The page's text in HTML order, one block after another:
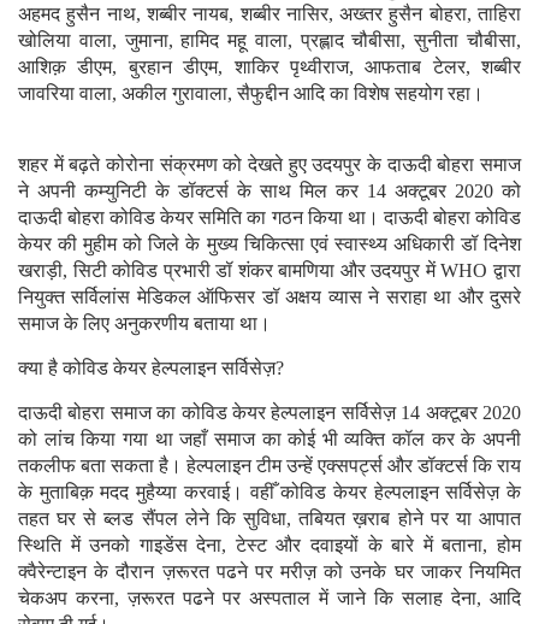
अहमद हुसैन नाथ, शब्बीर नायब, शब्बीर नासिर, अख्तर हुसैन बोहरा, ताहिरा
खोलिया वाला, जुमाना, हामिद महू वाला, प्रह्लाद चौबीसा, सुनीता चौबीसा,
आशिक़ डीएम, बुरहान डीएम, शाकिर पृथ्वीराज, आफताब टेलर, शब्बीर
जावरिया वाला, अकील गुरावाला, सैफुद्दीन आदि का विशेष सहयोग रहा।
शहर में बढ़ते कोरोना संक्रमण को देखते हुए उदयपुर के दाऊदी बोहरा समाज
ने अपनी कम्युनिटी के डॉक्टर्स के साथ मिल कर 14 अक्टूबर 2020 को
दाऊदी बोहरा कोविड केयर समिति का गठन किया था। दाऊदी बोहरा कोविड
केयर की मुहीम को जिले के मुख्य चिकित्सा एवं स्वास्थ्य अधिकारी डॉ दिनेश
खराड़ी, सिटी कोविड प्रभारी डॉ शंकर बामणिया और उदयपुर में WHO द्वारा
नियुक्त सर्विलांस मेडिकल ऑफिसर डॉ अक्षय व्यास ने सराहा था और दुसरे
समाज के लिए अनुकरणीय बताया था।
क्या है कोविड केयर हेल्पलाइन सर्विसेज़?
दाऊदी बोहरा समाज का कोविड केयर हेल्पलाइन सर्विसेज़ 14 अक्टूबर 2020
को लांच किया गया था जहाँ समाज का कोई भी व्यक्ति कॉल कर के अपनी
तकलीफ बता सकता है। हेल्पलाइन टीम उन्हें एक्सपर्ट्स और डॉक्टर्स कि राय
के मुताबिक़ मदद मुहैय्या करवाई। वहीँ कोविड केयर हेल्पलाइन सर्विसेज़ के
तहत घर से ब्लड सैंपल लेने कि सुविधा, तबियत ख़राब होने पर या आपात
स्थिति में उनको गाइडेंस देना, टेस्ट और दवाइयों के बारे में बताना, होम
क्वैरेन्टाइन के दौरान ज़रूरत पढने पर मरीज़ को उनके घर जाकर नियमित
चेकअप करना, ज़रूरत पढने पर अस्पताल में जाने कि सलाह देना, आदि